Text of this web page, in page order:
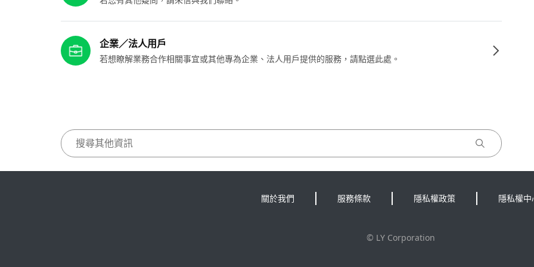
企業／法人用戶
若想瞭解業務合作相關事宜或其他專為企業、法人用戶提供的服務，請點選此處。
關於我們 服務條款 隱私權政策 隱私權中
© LY Corporation